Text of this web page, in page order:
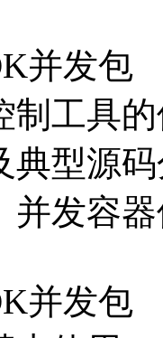
并发包
制工具
典型源
并发容
并发包